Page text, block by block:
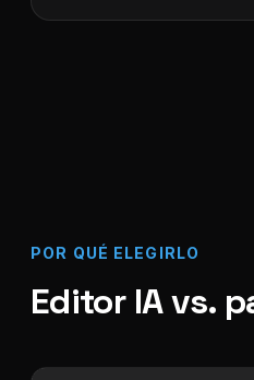
POR QUÉ ELEGIRLO
Editor IA vs.